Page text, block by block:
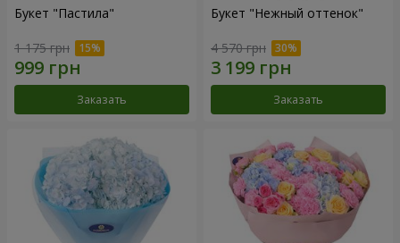
Букет "Пастила"
1 175 грн
Заказать
Букет "Нежный оттенок"
4 570 грн
Заказать